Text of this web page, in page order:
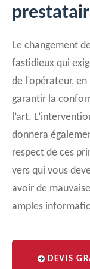
Le changement
fastidieux qui
de l’opérateur,
garantir la
l’art.
donnera
respect de ces
vers qui vous
avoir de
amples
DEVIS